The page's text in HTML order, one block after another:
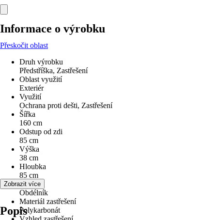
Informace o výrobku
Přeskočit oblast
Druh výrobku
Předstříška, Zastřešení
Oblast využití
Exteriér
Využití
Ochrana proti dešti, Zastřešení
Šířka
160 cm
Odstup od zdi
85 cm
Výška
38 cm
Hloubka
85 cm
Tvar
Obdélník
Materiál zastřešení
Polykarbonát
Zobrazit více
Popis